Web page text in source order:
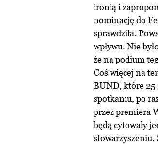
ironią i
nominację do
sprawdziła.
wpływu. Nie
że na podium
Coś więcej na
BUND, które 25
spotkaniu, po
przez premiera
będą cytowały
stowarzyszeniu.